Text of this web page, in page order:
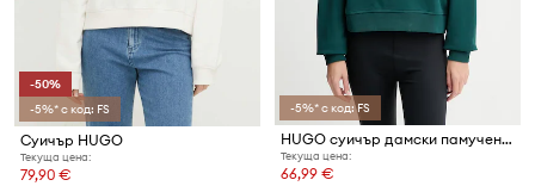
-50%
-5%* с код: FS
Суичър HUGO
Текуща цена:
79,90 €
-5%* с код: FS
HUGO суичър дамски памучен Daxandria
Текуща цена:
66,99 €